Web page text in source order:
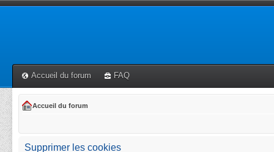
Accueil du forum FAQ
Accueil du forum
Supprimer les cookies